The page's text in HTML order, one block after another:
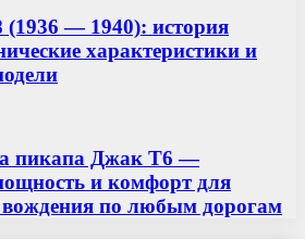
— 1940): история
характеристики и
пикапа Джак T6 —
и комфорт для
вождения по любым дорогам